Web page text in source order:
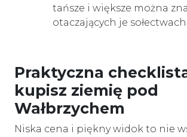
tańsze i większe można
otaczających je sołectwach.
Praktyczna
kupisz ziemię pod
Wałbrzychem
Niska cena i piękny widok to nie